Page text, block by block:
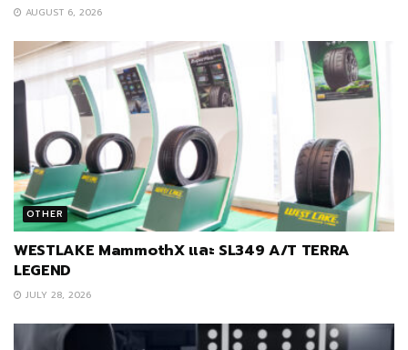
AUGUST 6, 2026
OTHER
WESTLAKE MammothX และ SL349 A/T TERRA
LEGEND
JULY 28, 2026